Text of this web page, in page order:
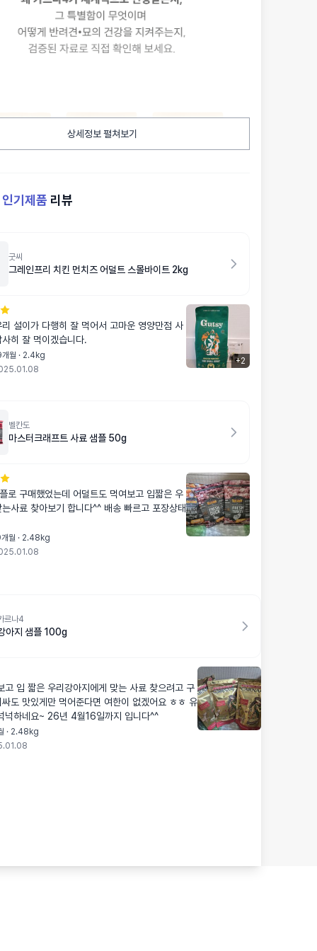
상세정보 펼쳐보기
인기제품 리뷰
굿씨
그레인프리 치킨 먼치즈 어덜트 스몰바이트 2kg
설이가 다행히 잘 먹어서 고마운 영양만점 사
히 잘 먹이겠습니다.
개월 · 2.4kg
+2
벨칸도
마스터크래프트 사료 샘플 50g
로 구매했었는데 어덜트도 먹여보고 입짧은 우
사료 찾아보기 합니다^^ 배송 빠르고 포장상태
개월 · 2.48kg
르나4
아지 샘플 100g
고 입 짧은 우리강아지에게 맞는 사료 찾으려고 구
도 맛있게만 먹어준다면 여한이 없겠어요 ㅎㅎ 유
넉하네요~ 26년 4월16일까지 입니다^^
· 2.48kg